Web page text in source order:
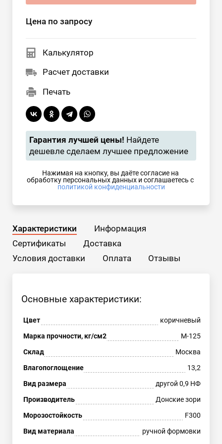
Цена по запросу
Калькулятор
Расчет доставки
Печать
Гарантия лучшей цены! Найдете
дешевле сделаем лучшее предложение
Нажимая на кнопку, вы даёте согласие на
политикой конфиденциальности
Характеристики
Информация
Сертификаты
Доставка
Условия доставки
Оплата Отзывы
Основные характеристики:
Цвет
коричневый
Марка прочности, кг/см2
М-125
Склад
Москва
Влагопоглощение
13,2
Вид размера
другой 0,9 НФ
Производитель
Донские зори
Морозостойкость
F300
Вид материала
ручной формовки